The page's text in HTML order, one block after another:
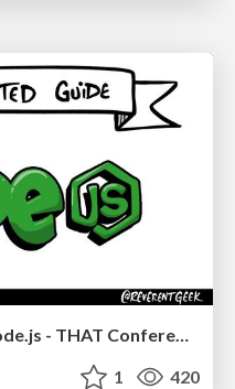
The Illustrated Guide to Node.js - THAT Conference 2024
1 420